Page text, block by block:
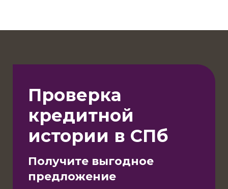
Проверка
кредитной
истории в СПб
Получите выгодное
предложение